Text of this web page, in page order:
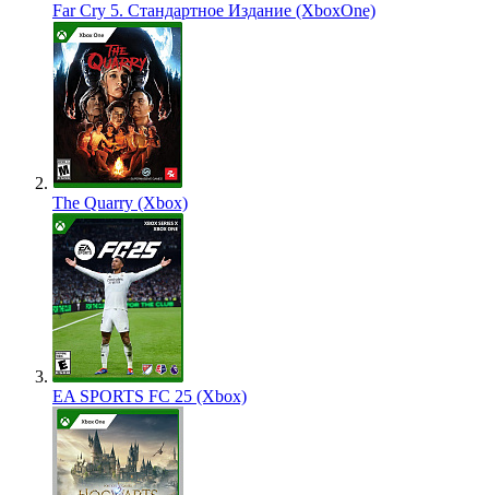
Far Cry 5. Стандартное Издание (XboxOne)
The Quarry (Xbox)
EA SPORTS FC 25 (Xbox)